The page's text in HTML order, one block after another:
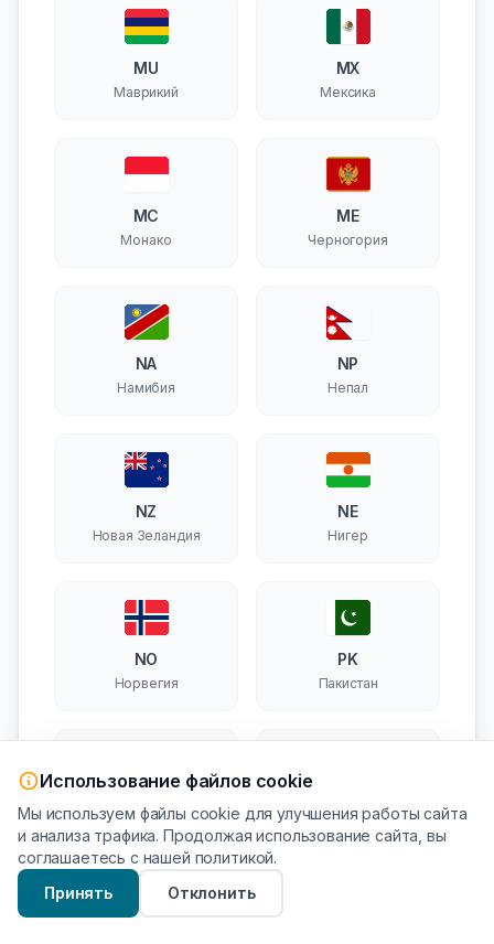
MU
Маврикий
MX
Мексика
MC
Монако
ME
Черногория
NA
Намибия
NP
Непал
NZ
Новая Зеландия
NE
Нигер
NO
Норвегия
PK
Пакистан
PG
Папуа — Новая
Гвинея
PY
Парагвай
Использование файлов cookie
Мы используем файлы cookie для улучшения работы сайта
и анализа трафика. Продолжая использование сайта, вы
соглашаетесь с нашей политикой.
Принять
Отклонить